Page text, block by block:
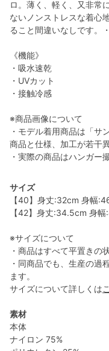
ロ。薄く、軽く、又非常
ないノンストレスな着心
ること間違いなしです
《機能》
・吸水速乾
・UVカット
・接触冷感
※商品画像について
・モデル着用商品は「サ
商品と仕様、加工が若干
・実際の商品はハンガー
サイズ
【40】身丈:32cm 身幅
【42】身丈:34.5cm 身
※サイズについて
・商品はすべて平置きの
・同商品でも、生産の過
ます。
サイズについて詳しくは
素材
本体
ナイロン 75%